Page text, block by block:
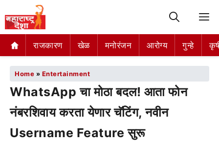
राजकारण खेळ मनोरंजन आरोग्य गुन्हे
Home » Entertainment
WhatsApp चा मोठा बदल! आता फोन
नंबरशिवाय करता येणार चॅटिंग, नवीन
Username Feature सुरू